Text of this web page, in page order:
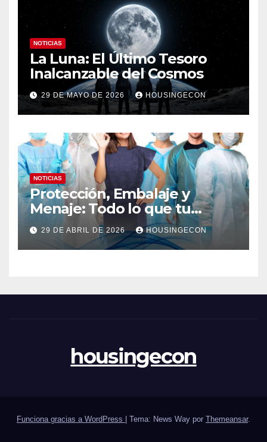
NOTICIAS
La Luna: El Último Tesoro
Inalcanzable del Cosmos
29 DE MAYO DE 2026 HOUSINGECON
NOTICIAS
Protección, Embalaje y
Menaje: Todo lo que tu
negocio necesita en un solo
lugar
29 DE ABRIL DE 2026 HOUSINGECON
housingecon
Funciona gracias a WordPress Tema: News Way por Themeansar.